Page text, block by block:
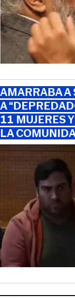
AMARRABA A
A
11 MUJERES
LA